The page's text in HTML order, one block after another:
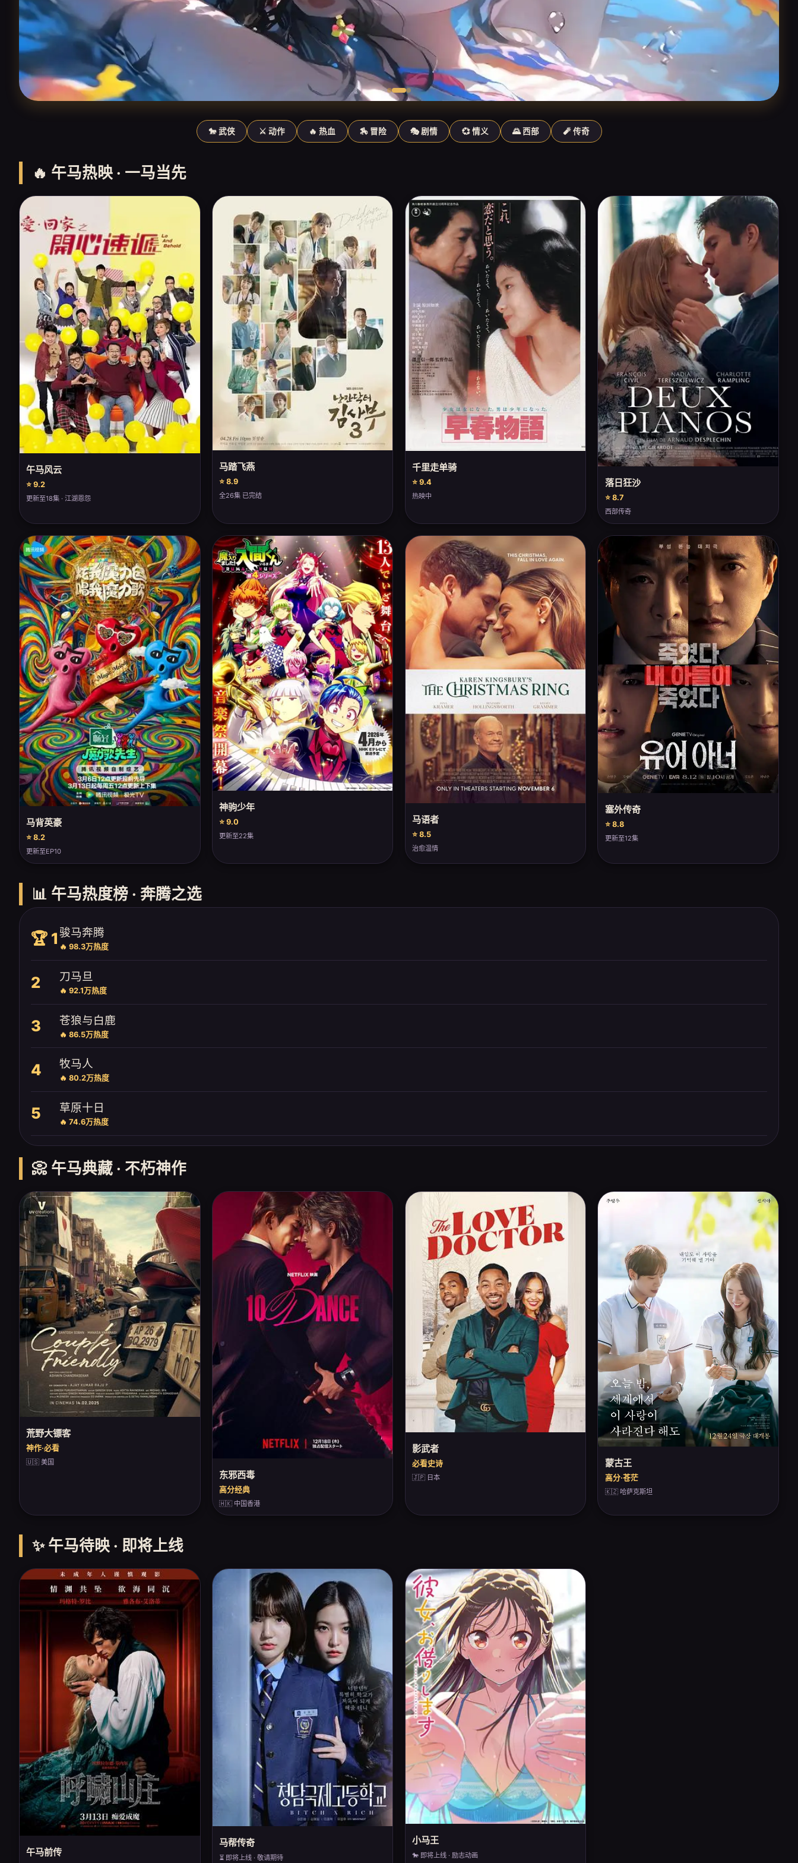
🐎 武侠 ⚔️ 动作 🔥 热血 🏇 冒险 🎭 剧情 💞 情义 🌄 西部 🧨 传奇
🔥 午马热映 · 一马当先
午马风云
⭐ 9.2
更新至18集 · 江湖恩怨
马踏飞燕
⭐ 8.9
全26集 已完结
千里走单骑
⭐ 9.4
热映中
落日狂沙
⭐ 8.7
西部传奇
马背英豪
⭐ 8.2
更新至EP10
神驹少年
⭐ 9.0
更新至22集
马语者
⭐ 8.5
治愈温情
塞外传奇
⭐ 8.8
更新至12集
📊 午马热度榜 · 奔腾之选
🏆 1骏马奔腾
🔥 98.3万热度
2 刀马旦
🔥 92.1万热度
3 苍狼与白鹿
🔥 86.5万热度
4 牧马人
🔥 80.2万热度
5 草原十日
🔥 74.6万热度
📀 午马典藏 · 不朽神作
荒野大镖客
神作·必看
🇺🇸 美国
东邪西毒
高分经典
🇭🇰 中国香港
影武者
必看史诗
🇯🇵 日本
蒙古王
高分·苍茫
🇰🇿 哈萨克斯坦
✨ 午马待映 · 即将上线
午马前传
马帮传奇
⏳ 即将上线 · 敬请期待
小马王
🐎 即将上线 · 励志动画